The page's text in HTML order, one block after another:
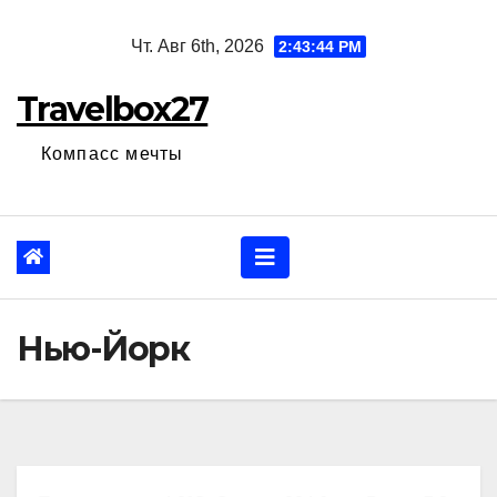
Чт. Авг 6th, 2026 2:43:45 PM
Travelbox27
Компасс мечты
Нью-Йорк